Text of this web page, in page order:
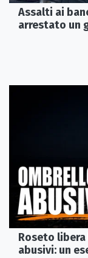
Assalti ai
arrestato un
Roseto
abusivi: un